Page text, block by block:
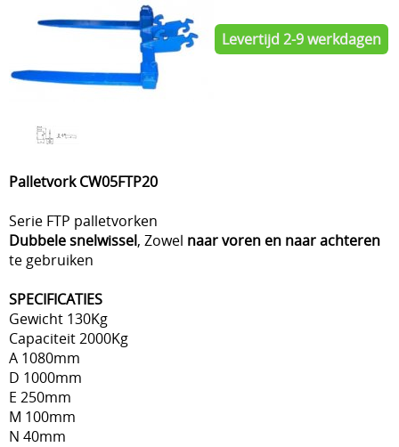
Generatoren
Specifiek materiaal en actieproducten
Draai-en freeswerk
Onze Repairshop Diensten
Levertijd 2-9 werkdagen
Palletvork CW05FTP20
Serie FTP palletvorken
Dubbele snelwissel, Zowel naar voren en naar achteren
te gebruiken
SPECIFICATIES
Gewicht 130Kg
Capaciteit 2000Kg
A 1080mm
D 1000mm
E 250mm
M 100mm
N 40mm